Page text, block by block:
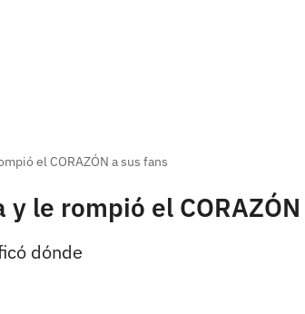
el CORAZÓN a sus fans
le rompió el
dónde